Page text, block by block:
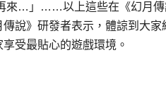
來…」……以上這些在《幻月
說》研發者表示，體諒到大家
受最貼心的遊戲環境。